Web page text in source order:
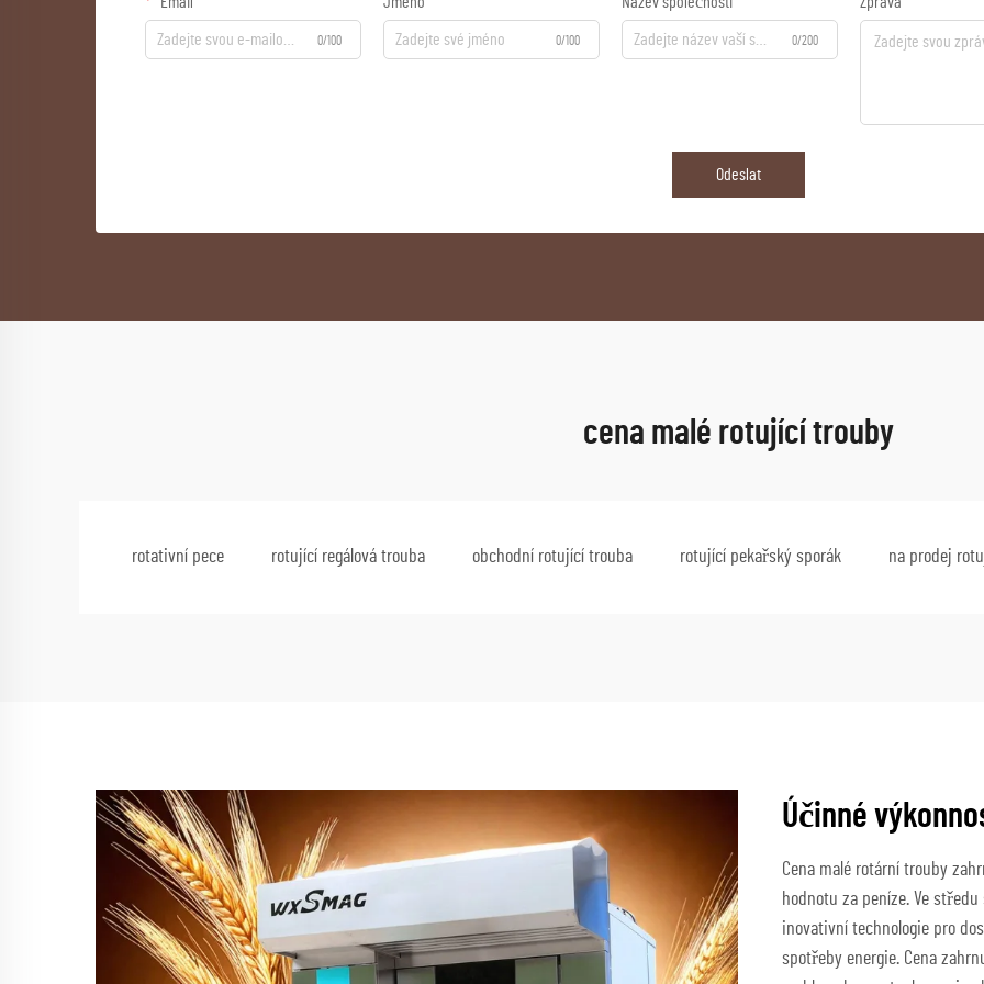
0/100 0/100 0/200
Odeslat
cena malé rotující trouby
rotativní pece rotující regálová trouba obchodní rotující trouba rotující pekařský sporák na prodej
Účinné
Cena malé rotární trouby
hodnotu za peníze. Ve
inovativní technologie pro
spotřeby energie. Cena